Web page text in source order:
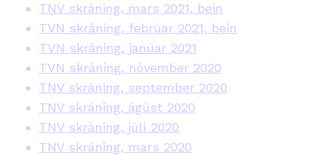
TNV skráning, mars 2021, bein
TVN skráning, febrúar 2021, bein
TVN skráning, janúar 2021
TVN skráning, nóvember 2020
TNV skráning, september 2020
TNV skráning, ágúst 2020
TNV skráning, júlí 2020
TNV skráning, mars 2020